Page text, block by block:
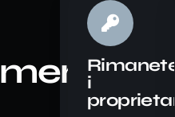
Rimanete
i
proprietari